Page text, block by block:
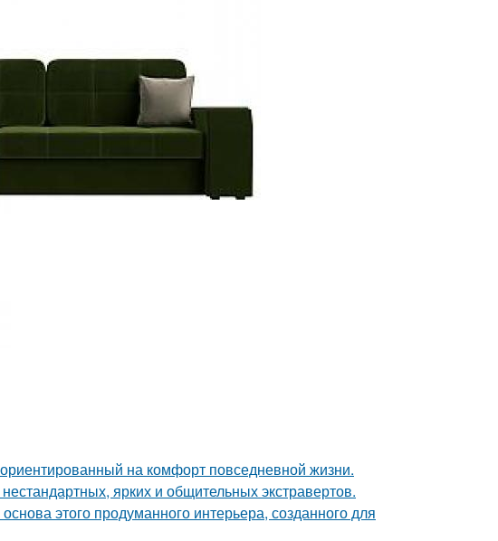
на комфорт повседневной жизни.
ярких и общительных экстравертов.
этого продуманного интерьера, созданного для